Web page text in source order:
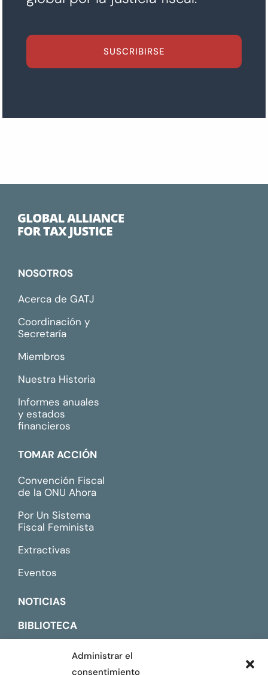
Administrar el
consentimiento
SUSCRIBIRSE
NOSOTROS
Acerca de GATJ
Coordinación y
Secretaría
Miembros
Nuestra Historia
Informes anuales
y estados
financieros
TOMAR ACCIÓN
Convención Fiscal
de la ONU Ahora
Por Un Sistema
Fiscal Feminista
Extractivas
Eventos
NOTICIAS
BIBLIOTECA